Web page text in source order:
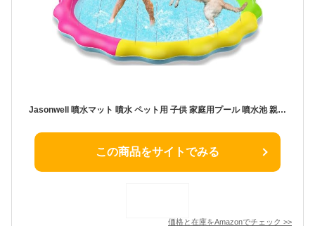
Jasonwell 噴水マット 噴水 ペット用 子供 家庭用プール 噴水池 親子 水遊び おもちゃ 150cm 男の子 女の子 夏対策 芝生遊び お庭プール こども 誕生日プレゼント パーティー 学園祭 お祭り (マルチカラー, S-150cm)
この商品をサイトでみる
価格と在庫をAmazonでチェック >>